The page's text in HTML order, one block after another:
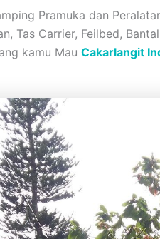
Pramuka dan
Tas Carrier, Feilbed,
kamu Mau Cakarlangit